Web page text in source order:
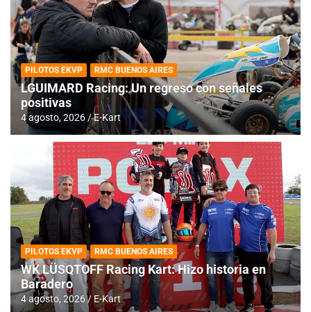
PILOTOS EKVP RMC BUENOS AIRES
LGUIMARD Racing: Un regreso con señales
positivas
4 agosto, 2026 E-Kart
PILOTOS EKVP RMC BUENOS AIRES
WK LÜSQTOFF Racing Kart: Hizo historia en
Baradero
4 agosto, 2026 E-Kart